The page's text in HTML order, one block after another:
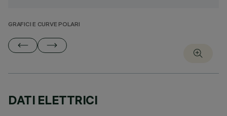
GRAFICI E CURVE POLARI
DATI ELETTRICI